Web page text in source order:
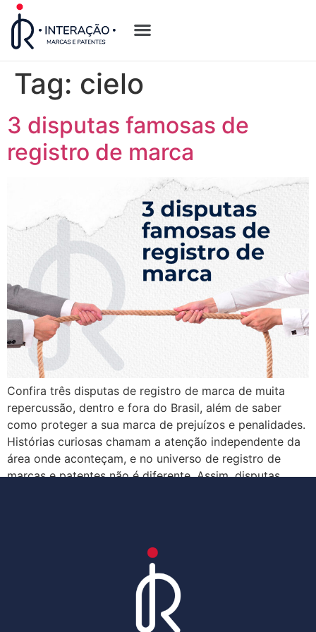
Tag: cielo
3 disputas famosas de
registro de marca
Confira três disputas de registro de marca de muita
repercussão, dentro e fora do Brasil, além de saber
como proteger a sua marca de prejuízos e penalidades.
Histórias curiosas chamam a atenção independente da
área onde aconteçam, e no universo de registro de
marcas e patentes não é diferente. Assim, disputas